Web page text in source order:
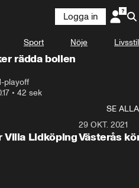
Logga in
Sport Nöje Livsstil
rädda bollen
playoff
• 42 sek
SE ALLA
Villa Lidköping
29 OKT. 2021
Västerås